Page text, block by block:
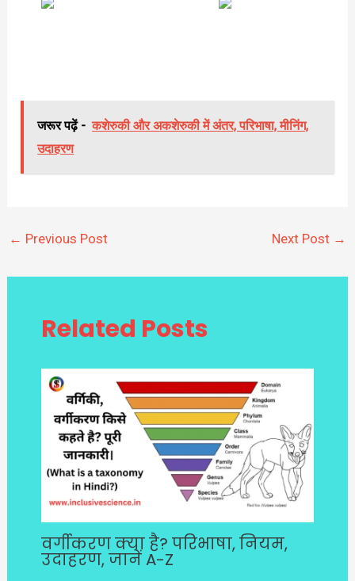
जरूर पढ़ें - कशेरुकी और अकशेरुकी में अंतर, परिभाषा, मीनिंग,
उदाहरण
← Previous Post Next Post →
Related Posts
वर्गीकरण क्या है? परिभाषा, नियम,
उदाहरण, जानें A-Z